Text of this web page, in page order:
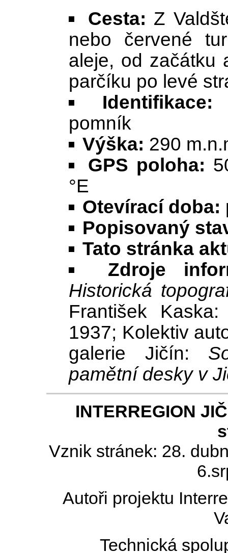
Cesta: Z
nebo červené
aleje, od začátku
parčíku po levé
Identifikace:
pomník
Výška: 290
GPS poloha:
°E
Otevírací doba:
Popisovaný
Tato stránka
Zdroje
Historická
František
1937; Kolektiv
galerie Jičín:
pamětní desky v
INTERREGION
Vznik stránek: 28.
Autoři projektu
Technická